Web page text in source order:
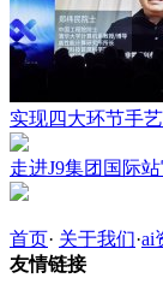
实现四大环节手
走进J9集团国际
首页· 关于我们·ai
友情链接